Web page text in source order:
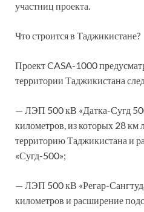
участниц проекта.
Что строится в Таджикистане?
Проект CASA-1000
территории Таджикистана
— ЛЭП 500 кВ «Датка-Сугд
километров, из которых 28 км
территорию Таджикистана и
«Сугд-500»;
— ЛЭП 500 кВ «Регар-
километров и расширение